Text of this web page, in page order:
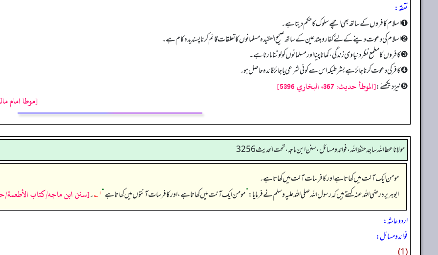
تفقه:
➊ اسلام کافروں کے ساتھ بھی اچھے سلوک کا حکم دیتا ہے۔
➋ اسلام کی دعوت دینے کے لئے کفار و مبتدعین کے ساتھ صحیح العقیدہ مسلمانوں کا تعلقات قائم کرنا پسندیدہ کام ہے۔
➌ کافروں کا مطمع نظر دنیاوی زندگی، کھانا پینا اور مسلمانوں کو لوٹنا مارنا ہے۔
➍ کافر کی دعوت کرنا جائز ہے بشرطیکہ اس سے کوئی شرعی یا جائز فائدہ حاصل ہو۔
➎ نیز دیکھئے:[الموطأ حديث: 367، البخاري 5396]
[موطا امام
مولانا عطا الله ساجد حفظ الله، فوائد و مسائل، سنن ابن ماجه، تحت الحديث3256
مومن ایک آنت میں کھاتا ہے اور کافر سات آنت میں کھاتا ہے۔
ابوہریرہ رضی اللہ عنہ کہتے ہیں کہ رسول اللہ صلی اللہ علیہ وسلم نے فرمایا:”مومن ایک آنت میں کھاتا ہے، اور کافر سات آنتوں میں کھاتا ہے“۱؎ ۔[سنن ابن ماجه/كتاب الأطعمة/
اردو حاشہ:
فوائد و مسائل: